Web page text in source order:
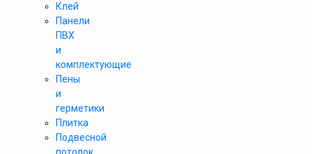
Клей
Панели
ПВХ
и
комплектующие
Пены
и
герметики
Плитка
Подвесной